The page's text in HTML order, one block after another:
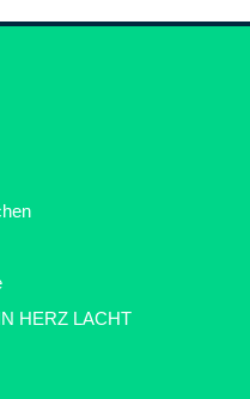
HERZ LACHT